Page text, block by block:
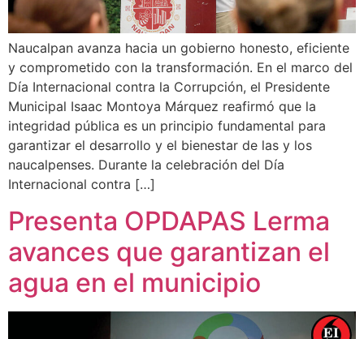
Naucalpan avanza hacia un gobierno honesto, eficiente
y comprometido con la transformación. En el marco del
Día Internacional contra la Corrupción, el Presidente
Municipal Isaac Montoya Márquez reafirmó que la
integridad pública es un principio fundamental para
garantizar el desarrollo y el bienestar de las y los
naucalpenses. Durante la celebración del Día
Internacional contra […]
Presenta OPDAPAS Lerma
avances que garantizan el
agua en el municipio